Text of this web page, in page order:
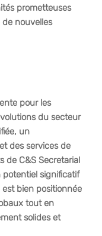
prometteuses
nouvelles
pour les
du secteur
un
des services de
de C&S Secretarial
potentiel significatif
est bien positionnée
tout en
solides et